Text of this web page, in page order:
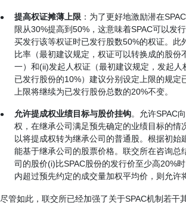
提高权证摊薄上限 ：为了更好地激励潜在
限从30%提高到50%，这意味着SPAC可以发
买发行该等权证时已发行股数50%的权证。此
比率（最初建议规定，权证可以转换成的股份
一）和(ii)发起人权证（最初建议规定，发起人
已发行股份的10%）建议分别设定上限的规定
上限将继续为已发行股份总数的20%不变。
允许提成权业绩目标与股价挂钩。允许SPAC
权，在继承公司满足预先确定的业绩目标的情
以将提成权转为继承公司的普通股。根据初始
能基于继承公司的股票价格。联交所在咨询总
司的股价(i)比SPAC股份的发行价至少高20%
内超过预先约定的成交量加权平均价，则允许
尽管如此，联交所已经加强了关于SPAC机制若干